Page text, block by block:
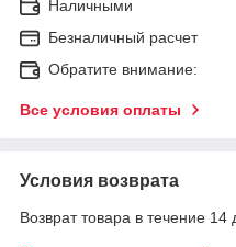
Наличными
Безналичный расчет
Обратите внимание:
Все условия оплаты
Условия возврата
Возврат товара в течение 14